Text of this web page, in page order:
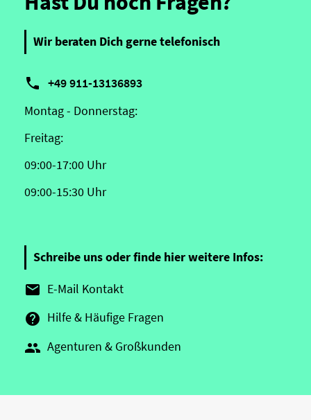
Wir beraten Dich gerne telefonisch
 +49 911-13136893
Montag - Donnerstag:
Freitag:
09:00-17:00 Uhr
09:00-15:30 Uhr
Schreibe uns oder finde hier weitere Infos:
 E-Mail Kontakt
 Hilfe & Häufige Fragen
 Agenturen & Großkunden